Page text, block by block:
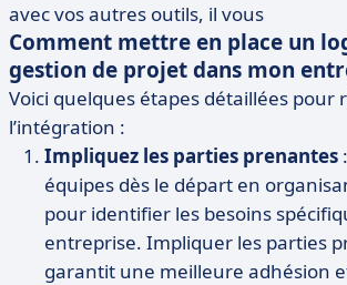
avec vos autres outils, il vous
Comment mettre en place un
gestion de projet dans mon
Voici quelques étapes détaillées pour
l’intégration :
Impliquez les parties prenantes
équipes dès le départ en
pour identifier les besoins
entreprise. Impliquer les parties
garantit une meilleure adhésion